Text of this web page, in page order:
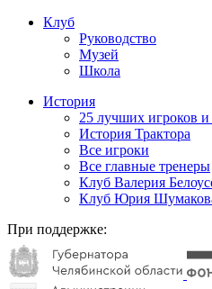
Клуб
Руководство
Музей
Школа
История
25 лучших игроков и
История Трактора
Все игроки
Все главные тренеры
Клуб Валерия
Клуб Юрия
При поддержке: